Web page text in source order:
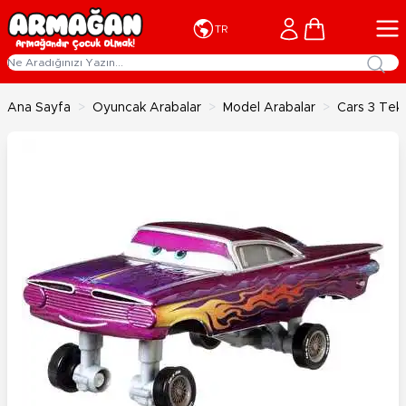
İçeriğe geç
TR Cart
Ana Sayfa > Oyuncak Arabalar > Model Arabalar > Cars 3